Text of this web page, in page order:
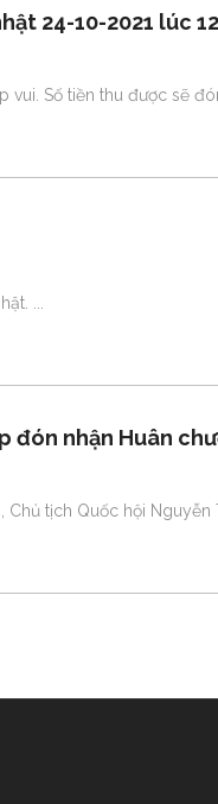
24-10-2021 lúc
vui. Số tiền thu được sẽ
đón nhận Huân
Chủ tịch Quốc hội